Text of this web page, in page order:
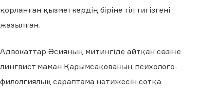
қорланған қызметкердің біріне тіл тигізгені
жазылған.
Адвокаттар Әсияның митингіде айтқан сөзіне
лингвист маман Қарымсақованың психолого-
филолгиялық сараптама нәтижесін сотқа